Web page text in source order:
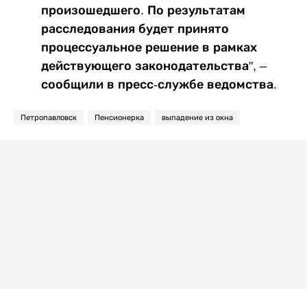
произошедшего. По результатам
расследования будет принято
процессуальное решение в рамках
действующего законодательства", –
сообщили в пресс-службе ведомства.
Петропавловск Пенсионерка выпадение из окна